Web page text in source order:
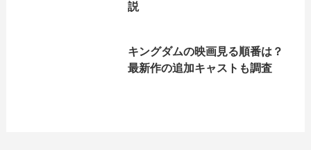
説
キングダムの映画見る順番は？
最新作の追加キャストも調査